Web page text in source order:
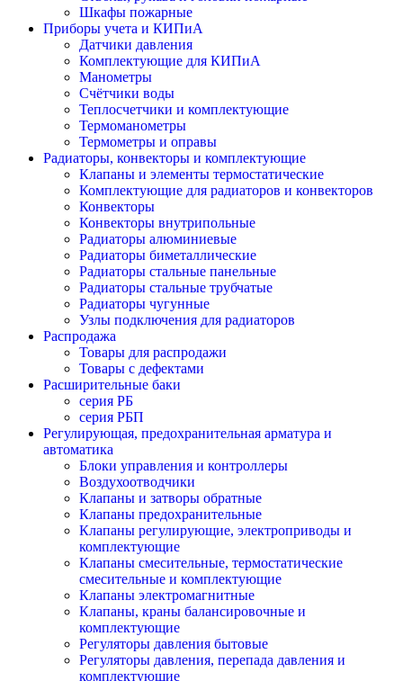
Шкафы пожарные
Приборы учета и КИПиА
Датчики давления
Комплектующие для КИПиА
Манометры
Счётчики воды
Теплосчетчики и комплектующие
Термоманометры
Термометры и оправы
Радиаторы, конвекторы и комплектующие
Клапаны и элементы термостатические
Комплектующие для радиаторов и конвекторов
Конвекторы
Конвекторы внутрипольные
Радиаторы алюминиевые
Радиаторы биметаллические
Радиаторы стальные панельные
Радиаторы стальные трубчатые
Радиаторы чугунные
Узлы подключения для радиаторов
Распродажа
Товары для распродажи
Товары с дефектами
Расширительные баки
серия РБ
серия РБП
Регулирующая, предохранительная арматура и
автоматика
Блоки управления и контроллеры
Воздухоотводчики
Клапаны и затворы обратные
Клапаны предохранительные
Клапаны регулирующие, электроприводы и
комплектующие
Клапаны смесительные, термостатические
смесительные и комплектующие
Клапаны электромагнитные
Клапаны, краны балансировочные и
комплектующие
Регуляторы давления бытовые
Регуляторы давления, перепада давления и
комплектующие